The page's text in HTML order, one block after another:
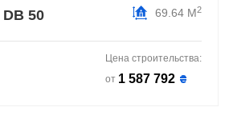
DB 50 69.64 М2
Цена строительства:
от 1 587 792 ₴